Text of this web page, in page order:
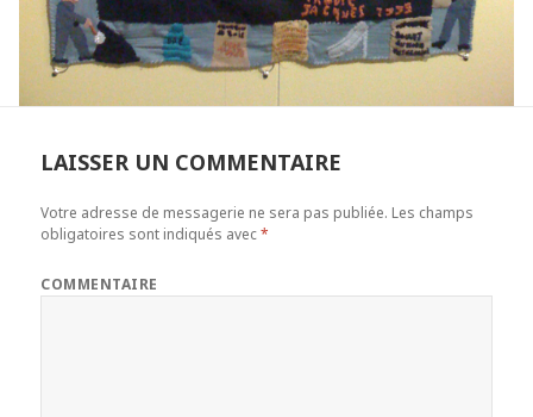
LAISSER UN COMMENTAIRE
Votre adresse de messagerie ne sera pas publiée. Les champs
obligatoires sont indiqués avec*
COMMENTAIRE